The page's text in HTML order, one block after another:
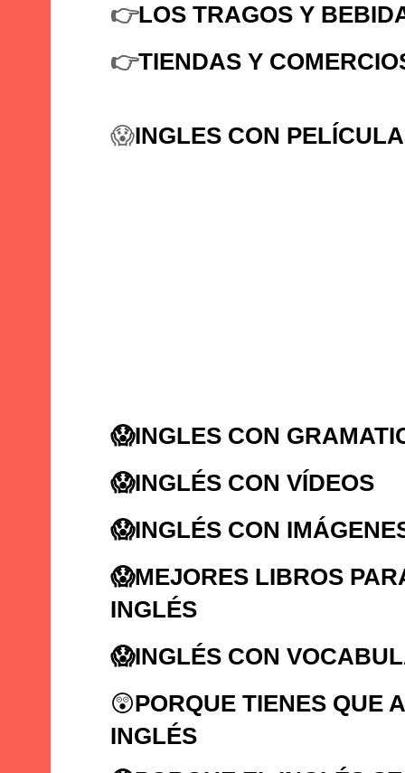
👉LOS TRAGOS Y
👉TIENDAS Y
😱INGLES CON
😱INGLES CON
😱INGLÉS CON VÍDEOS
😱INGLÉS CON
😱MEJORES LIBROS
INGLÉS
😱INGLÉS CON
😲PORQUE TIENES QUE
INGLÉS